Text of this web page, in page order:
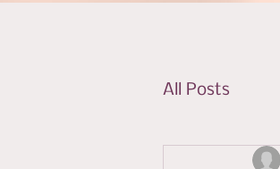
All Posts